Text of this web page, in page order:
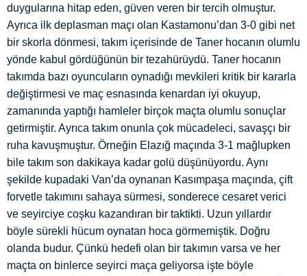
duygularına hitap eden, güven veren bir tercih olmuştur.
Ayrıca ilk deplasman maçı olan Kastamonu’dan 3-0 gibi net
bir skorla dönmesi, takım içerisinde de Taner hocanın olumlu
yönde kabul gördüğünün bir tezahürüydü. Taner hocanın
takımda bazı oyuncuların oynadığı mevkileri kritik bir kararla
değiştirmesi ve maç esnasında kenardan iyi okuyup,
zamanında yaptığı hamleler birçok maçta olumlu sonuçlar
getirmiştir. Ayrıca takım onunla çok mücadeleci, savaşçı bir
ruha kavuşmuştur. Örneğin Elazığ maçında 3-1 mağlupken
bile takım son dakikaya kadar golü düşünüyordu. Aynı
şekilde kupadaki Van’da oynanan Kasımpaşa maçında, çift
forvetle takımını sahaya sürmesi, sonderece cesaret verici
ve seyirciye coşku kazandıran bir taktikti. Uzun yıllardır
böyle sürekli hücum oynatan hoca görmemiştik. Doğru
olanda budur. Çünkü hedefi olan bir takımın varsa ve her
maçta on binlerce seyirci maça geliyorsa işte böyle